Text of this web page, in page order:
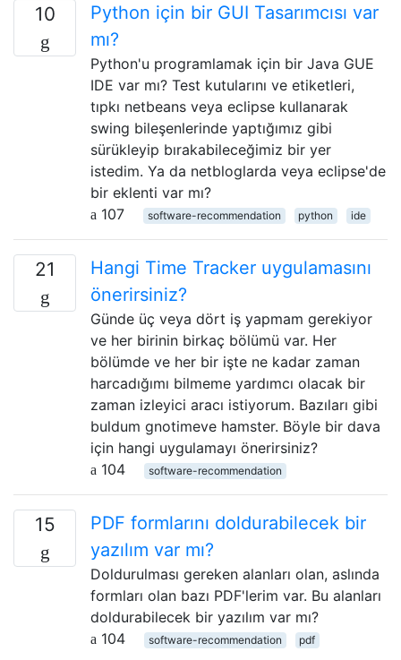
10
Python için bir GUI Tasarımcısı var
mı?
Python'u programlamak için bir Java GUE
IDE var mı? Test kutularını ve etiketleri,
tıpkı netbeans veya eclipse kullanarak
swing bileşenlerinde yaptığımız gibi
sürükleyip bırakabileceğimiz bir yer
istedim. Ya da netbloglarda veya eclipse'de
bir eklenti var mı?
107
software-recommendation python ide
21
Hangi Time Tracker uygulamasını
önerirsiniz?
Günde üç veya dört iş yapmam gerekiyor
ve her birinin birkaç bölümü var. Her
bölümde ve her bir işte ne kadar zaman
harcadığımı bilmeme yardımcı olacak bir
zaman izleyici aracı istiyorum. Bazıları gibi
buldum gnotimeve hamster. Böyle bir dava
için hangi uygulamayı önerirsiniz?
104
software-recommendation
15
PDF formlarını doldurabilecek bir
yazılım var mı?
Doldurulması gereken alanları olan, aslında
formları olan bazı PDF'lerim var. Bu alanları
doldurabilecek bir yazılım var mı?
104
software-recommendation pdf